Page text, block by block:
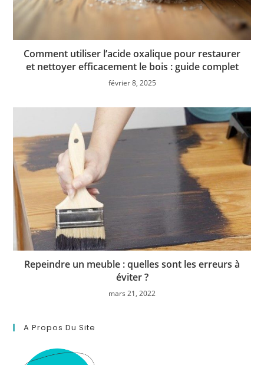
Comment utiliser l’acide oxalique pour restaurer
et nettoyer efficacement le bois : guide complet
février 8, 2025
Repeindre un meuble : quelles sont les erreurs à
éviter ?
mars 21, 2022
A Propos Du Site